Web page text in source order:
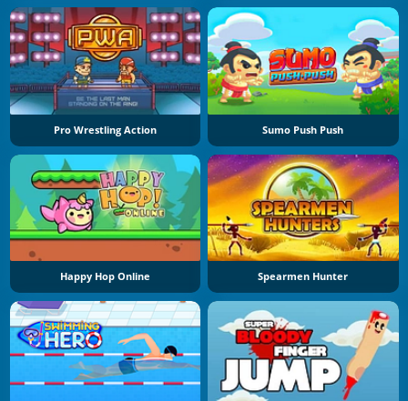
Pro Wrestling Action Sumo Push Push
Happy Hop Online Spearmen Hunter